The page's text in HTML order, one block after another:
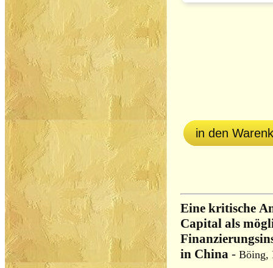
in den
Eine kritische
Capital als
in China - Böing,